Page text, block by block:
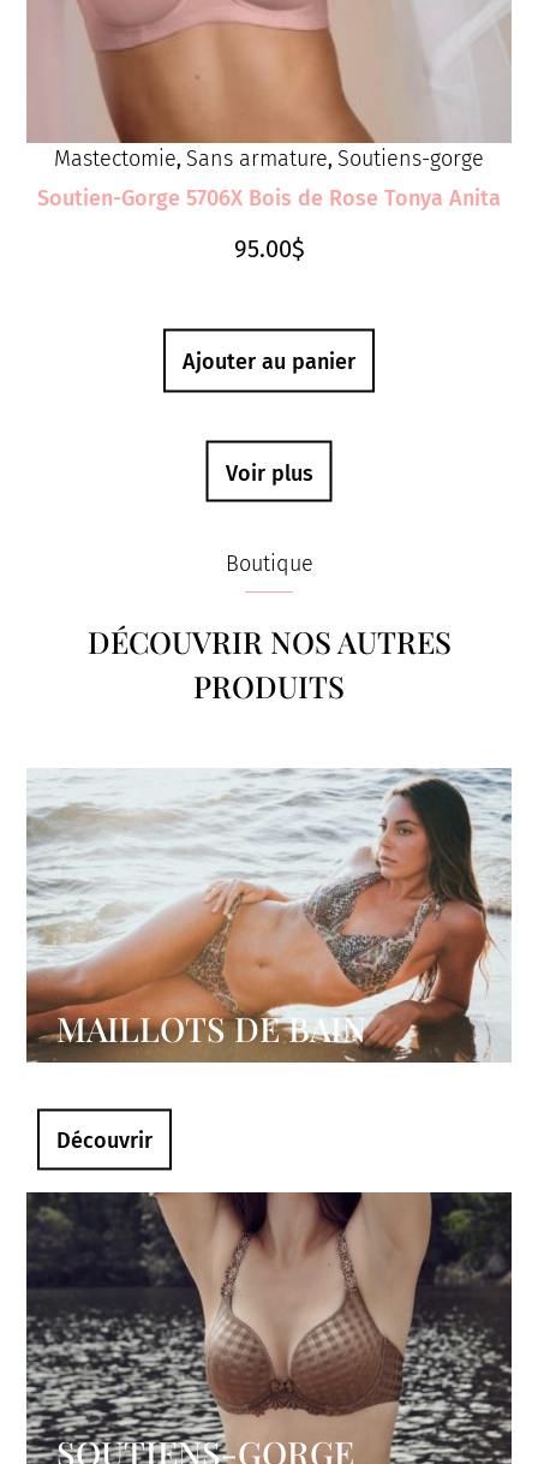
Mastectomie, Sans armature, Soutiens-gorge
Soutien-Gorge 5706X Bois de Rose Tonya Anita
95.00$
Ajouter au panier
Voir plus
Boutique
DÉCOUVRIR NOS AUTRES
PRODUITS
MAILLOTS DE BAIN
Découvrir
SOUTIENS-GORGE